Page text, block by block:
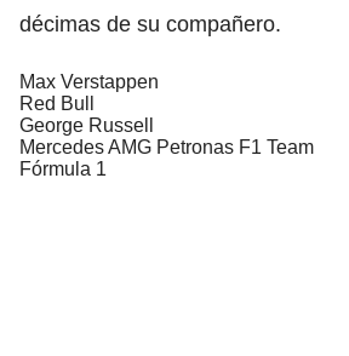
décimas de su compañero.
Max Verstappen
Red Bull
George Russell
Mercedes AMG Petronas F1 Team
Fórmula 1